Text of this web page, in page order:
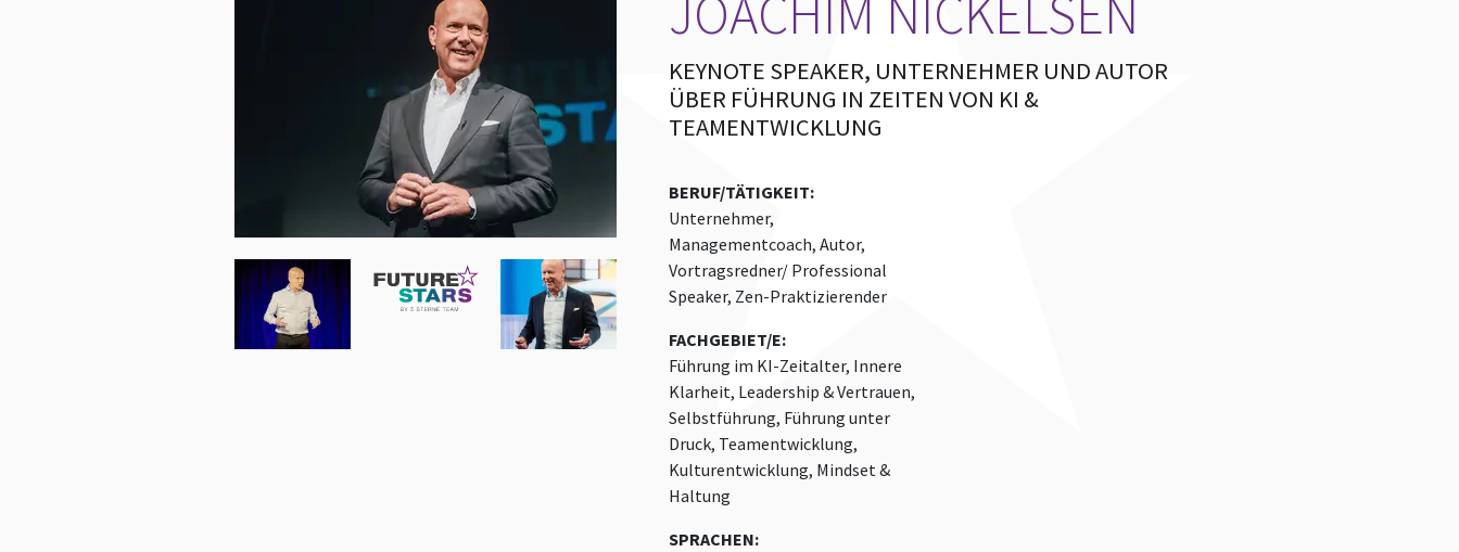
JOACHIM NICKELSEN
KEYNOTE SPEAKER, UNTERNEHMER UND AUTOR
ÜBER FÜHRUNG IN ZEITEN VON KI &
TEAMENTWICKLUNG
BERUF/TÄTIGKEIT:
Unternehmer,
Managementcoach, Autor,
Vortragsredner/ Professional
Speaker, Zen-Praktizierender
FACHGEBIET/E:
Führung im KI-Zeitalter, Innere
Klarheit, Leadership & Vertrauen,
Selbstführung, Führung unter
Druck, Teamentwicklung,
Kulturentwicklung, Mindset &
Haltung
SPRACHEN: